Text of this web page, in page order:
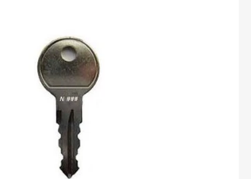
EV Udstyr
Maling
Bilstereo